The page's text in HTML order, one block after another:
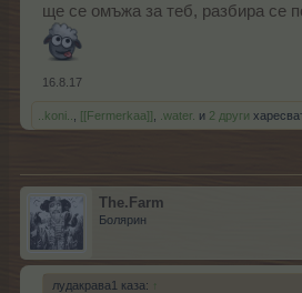
ще се омъжа за теб, разбира се
16.8.17
..koni.. [[Fermerkaa]] .water. и 2 други
The.Farm
Болярин
лудакрава1 каза: ↑